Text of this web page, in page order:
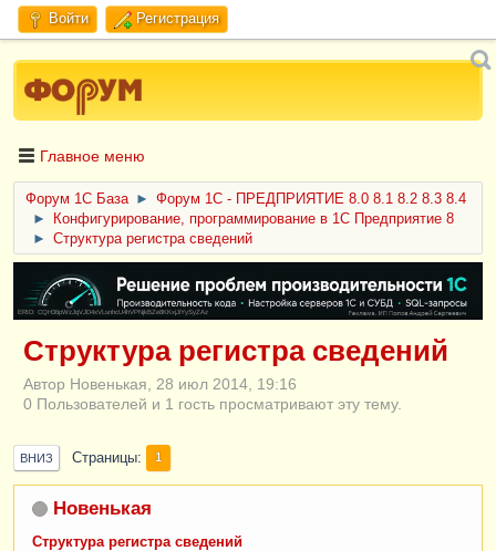
Войти Регистрация
Главное меню
Форум 1C База ►
Форум 1С - ПРЕДПРИЯТИЕ 8.0 8.1 8.2 8.3 8.4
►
Конфигурирование, программирование в 1С Предприятие 8
►
Структура регистра сведений
ERID: CQH36pWzJqVJD4xVLsnhcU4hVPNjkBZe8KKxjJiYySyZAz
Структура регистра сведений
Автор Новенькая, 28 июл 2014, 19:16
0 Пользователей и 1 гость просматривают эту тему.
ВНИЗ Страницы 1
Новенькая
Структура регистра сведений